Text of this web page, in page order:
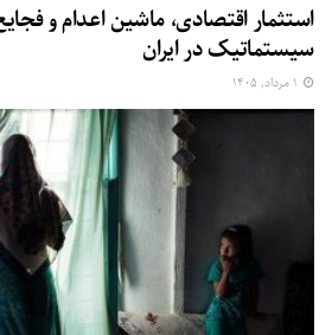
استثمار اقتصادی، ماشین اعدام و
سیستماتیک در ایران